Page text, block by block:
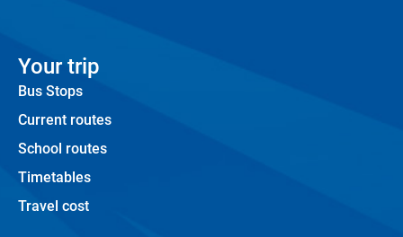
Your trip
Bus Stops
Current routes
School routes
Timetables
Travel cost